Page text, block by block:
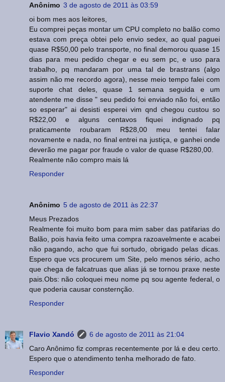
Anônimo 3 de agosto de 2011 às 03:59
oi bom mes aos leitores,
Eu comprei peças montar um CPU completo no balão como
estava com preça obtei pelo envio sedex, ao qual paguei
quase R$50,00 pelo transporte, no final demorou quase 15
dias para meu pedido chegar e eu sem pc, e uso para
trabalho, pq mandaram por uma tal de brastrans (algo
assim não me recordo agora), nesse meio tempo falei com
suporte chat deles, quase 1 semana seguida e um
atendente me disse " seu pedido foi enviado não foi, então
so esperar" ai desisti esperei vim qnd chegou custou so
R$22,00 e alguns centavos fiquei indignado pq
praticamente roubaram R$28,00 meu tentei falar
novamente e nada, no final entrei na justiça, e ganhei onde
deverão me pagar por fraude o valor de quase R$280,00.
Realmente não compro mais lá
Responder
Anônimo 5 de agosto de 2011 às 22:37
Meus Prezados
Realmente foi muito bom para mim saber das patifarias do
Balão, pois havia feito uma compra razoavelmente e acabei
não pagando, acho que fui sortudo, obrigado pelas dicas.
Espero que vcs procurem um Site, pelo menos sério, acho
que chega de falcatruas que alias já se tornou praxe neste
pais.Obs: não coloquei meu nome pq sou agente federal, o
que poderia causar consternção.
Responder
Flavio Xandó
6 de agosto de 2011 às 21:04
Caro Anônimo fiz compras recentemente por lá e deu certo.
Espero que o atendimento tenha melhorado de fato.
Responder